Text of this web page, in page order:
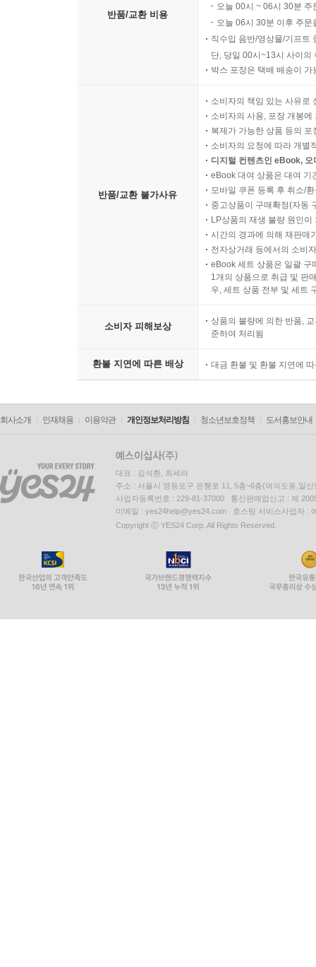
반품/교환 비용
오늘 00시 ~ 06시 30분
오늘 06시 30분 이후 주
직수입 음반/영상물/기프트
단, 당일 00시~13시 사이의
박스 포장은 택배 배송이
반품/교환 불가사유
소비자의 책임 있는 사유로
소비자의 사용, 포장 개봉
복제가 가능한 상품 등의
소비자의 요청에 따라 개별
디지털 컨텐츠인 eBook,
eBook 대여 상품은 대여 기
모바일 쿠폰 등록 후 취소/
중고상품이 구매확정(자동
LP상품의 재생 불량 원인
시간의 경과에 의해 재판매
전자상거래 등에서의 소비
eBook 세트 상품은 일괄 구
1개의 상품으로 취급 및 판
우, 세트 상품 전부 및 세트
소비자 피해보상
상품의 불량에 의한 반품,
준하여 처리됨
환불 지연에 따른 배상 대금 환불 및 환불 지연에
회사소개 인재채용 이용약관 개인정보처리방침 청소년보호정책 도서홍보안내
대표 : 김석환, 최세라
주소 : 서울시 영등포구 은행로 11, 5층~6층(여의도동,일신
사업자등록번호 : 229-81-37000 통신판매업신고 : 제
이메일 : yes24help@yes24.com 호스팅 서비스사업자 :
Copyright ⓒ YES24 Corp. All Rights Reserved.